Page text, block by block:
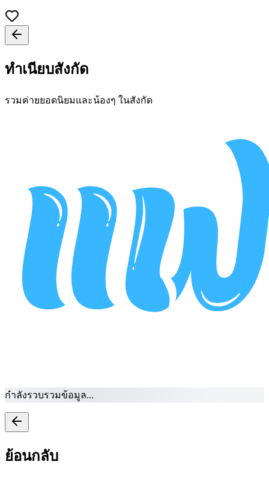
ทำเนียบสังกัด
รวมค่ายยอดนิยมและน้องๆ ในสังกัด
กำลังรวบรวมข้อมูล...
ย้อนกลับ